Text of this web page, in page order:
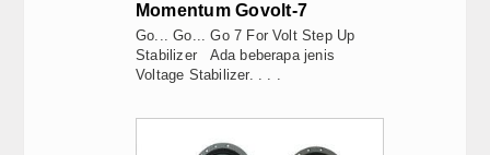
Momentum Govolt-7
Go... Go... Go 7 For Volt Step Up
Stabilizer Ada beberapa jenis
Voltage Stabilizer. . . .